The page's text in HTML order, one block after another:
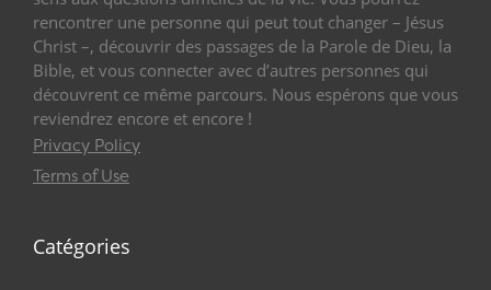
rencontrer une personne qui peut tout changer – Jésus
Christ –, découvrir des passages de la Parole de Dieu, la
Bible, et vous connecter avec d’autres personnes qui
découvrent ce même parcours. Nous espérons que vous
reviendrez encore et encore !
Privacy Policy
Terms of Use
Catégories